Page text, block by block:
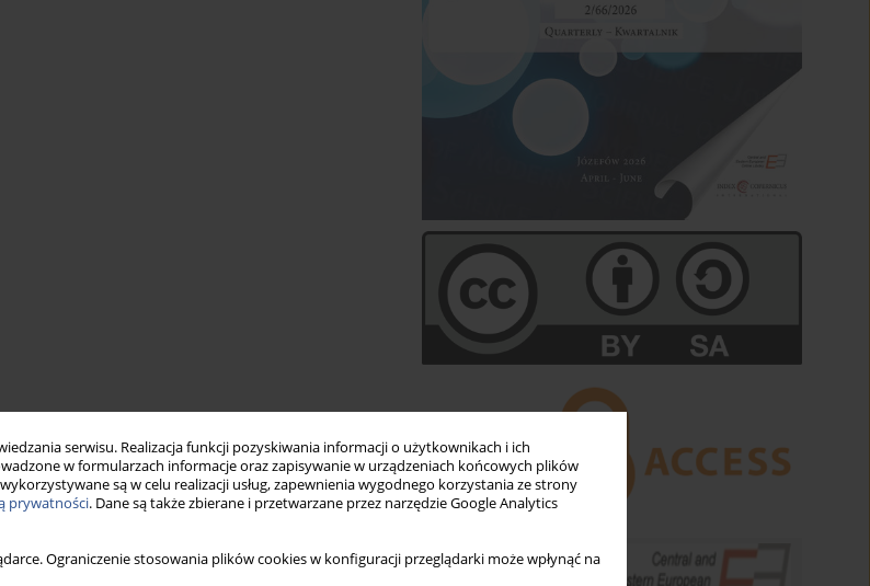
serwisu. Realizacja funkcji pozyskiwania informacji o użytkownikach i ich
w formularzach informacje oraz zapisywanie w urządzeniach końcowych plików
są w celu realizacji usług, zapewnienia wygodnego korzystania ze strony
prywatności. Dane są także zbierane i przetwarzane przez narzędzie Google Analytics
Ograniczenie stosowania plików cookies w konfiguracji przeglądarki może wpłynąć na